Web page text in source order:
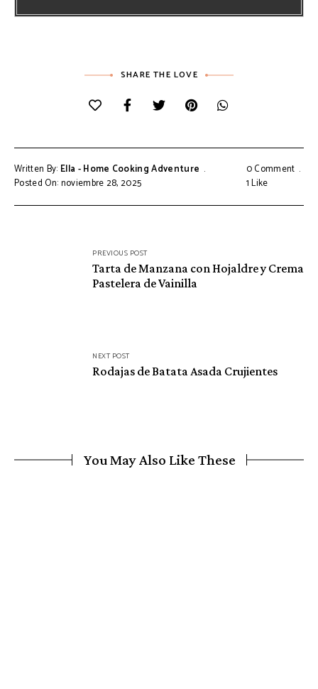
SHARE THE LOVE
Written By: Ella - Home Cooking Adventure
Posted On: noviembre 28, 2025
0 Comment
1 Like
PREVIOUS POST
Tarta de Manzana con Hojaldre y Crema
Pastelera de Vainilla
NEXT POST
Rodajas de Batata Asada Crujientes
You May Also Like These